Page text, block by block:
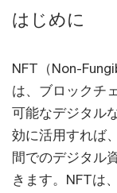
はじめに
NFT（Non-
は、ブロックチ
可能なデジタル
効に活用すれば
間でのデジタル
きます。NFTは